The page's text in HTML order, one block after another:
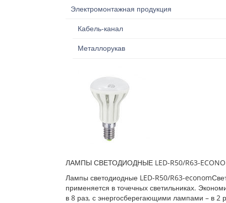
Электромонтажная продукция
Кабель-канал
Металлорукав
ЛАМПЫ СВЕТОДИОДНЫЕ LED-R50/R63-
Лампы светодиодные LED-R50/R63-
применяется в точечных светильниках.
в 8 раз, с энергосберегающими лампами – в 2